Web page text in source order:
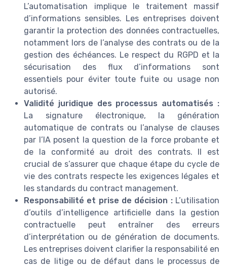
L’automatisation implique le traitement massif
d’informations sensibles. Les entreprises doivent
garantir la protection des données contractuelles,
notamment lors de l’analyse des contrats ou de la
gestion des échéances. Le respect du RGPD et la
sécurisation des flux d’informations sont
essentiels pour éviter toute fuite ou usage non
autorisé.
Validité juridique des processus automatisés :
La signature électronique, la génération
automatique de contrats ou l’analyse de clauses
par l’IA posent la question de la force probante et
de la conformité au droit des contrats. Il est
crucial de s’assurer que chaque étape du cycle de
vie des contrats respecte les exigences légales et
les standards du contract management.
Responsabilité et prise de décision :L’utilisation
d’outils d’intelligence artificielle dans la gestion
contractuelle peut entraîner des erreurs
d’interprétation ou de génération de documents.
Les entreprises doivent clarifier la responsabilité en
cas de litige ou de défaut dans le processus de